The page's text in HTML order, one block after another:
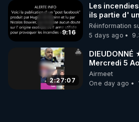
9:16
Les
ils partie d'
débuté le 11
?
Réinformation
5 days ago
2:27:07
DIEUDONNÉ
Mercredi 5
Airmeet
One day ago